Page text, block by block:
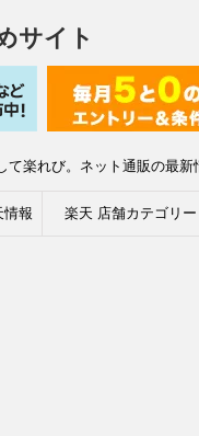
サイト
楽れび。ネット通販の最新
情報 楽天 店舗カテゴリー